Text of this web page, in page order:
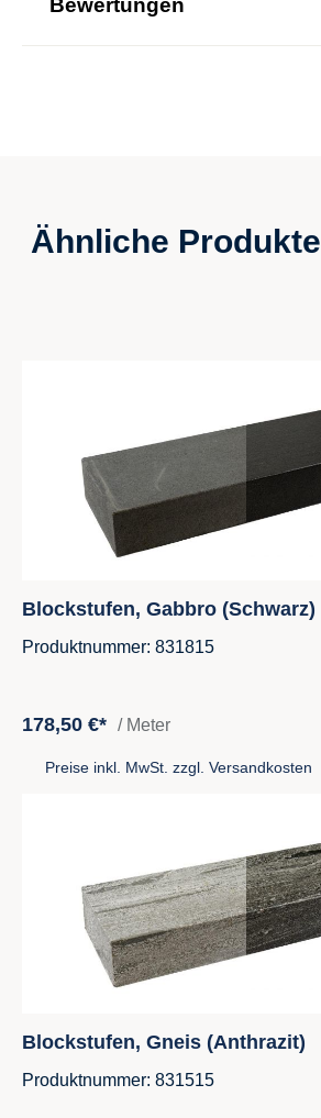
Ähnliche Produkte
Blockstufen, Gabbro (Schwarz)
Produktnummer: 831815
178,50 €* / Meter
Preise inkl. MwSt. zzgl. Versandkosten
Blockstufen, Gneis (Anthrazit)
Produktnummer: 831515